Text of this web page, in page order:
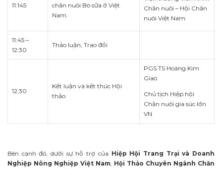
11:145
chăn nuôi Bò sữa ở Việt
Nam.
Chăn nuôi – Hội Chăn
nuôi Việt Nam
11:45 –
12:30
Thảo luận, Trao đổi
12:30
Kết luận và kết thúc Hội
thảo
PGS.TS Hoàng Kim
Giao
Chủ tịch Hiệp hội
Chăn nuôi gia súc lớn
VN
Bên cạnh đó, dưới sự hỗ trợ của Hiệp Hội Trang Trại và Doanh
Nghiệp Nông Nghiệp Việt Nam, Hội Thảo Chuyên Ngành Chăn